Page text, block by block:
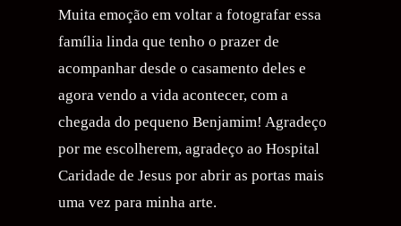
Muita emoção em voltar a fotografar essa
família linda que tenho o prazer de
acompanhar desde o casamento deles e
agora vendo a vida acontecer, com a
chegada do pequeno Benjamim! Agradeço
por me escolherem, agradeço ao Hospital
Caridade de Jesus por abrir as portas mais
uma vez para minha arte.